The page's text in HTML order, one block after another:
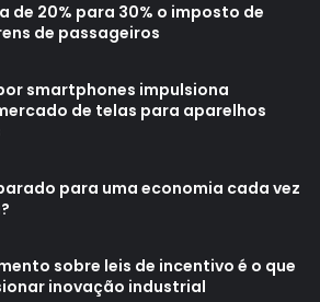
de 20% para 30% o imposto de
de passageiros
smartphones impulsiona
de telas para aparelhos
para uma economia cada vez
sobre leis de incentivo é o que
inovação industrial